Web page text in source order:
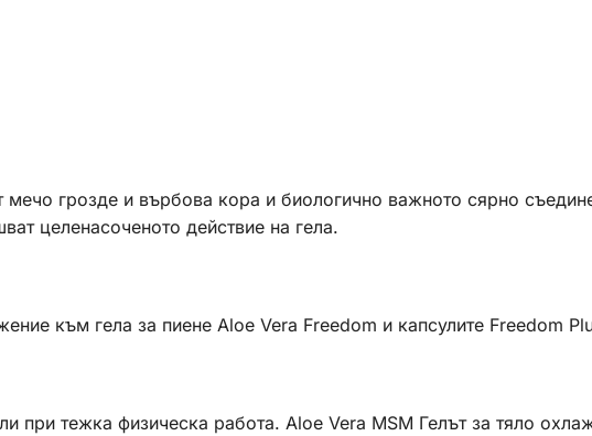
грозде и върбова кора и биологично важното сярно
целенасоченото действие на гела.
към гела за пиене Aloe Vera Freedom и капсулите Freedom
при тежка физическа работа. Aloe Vera MSM Гелът за тяло